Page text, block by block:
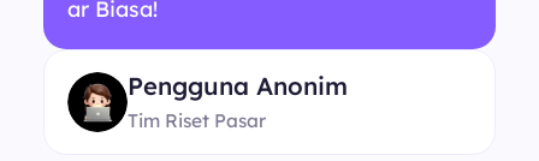
ar Biasa!
Pengguna Anonim
Tim Riset Pasar